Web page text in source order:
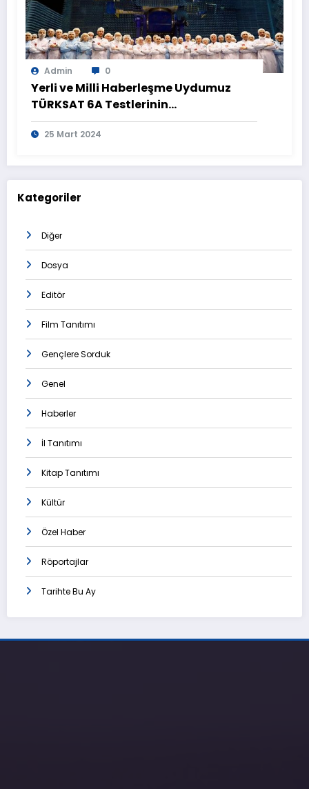
Admin 0
Yerli ve Milli Haberleşme Uydumuz
TÜRKSAT 6A Testlerinin
Tamamlanmasının Ardından
Görüntülendi
25 Mart 2024
Kategoriler
Diğer
Dosya
Editör
Film Tanıtımı
Gençlere Sorduk
Genel
Haberler
İl Tanıtımı
Kitap Tanıtımı
Kültür
Özel Haber
Röportajlar
Tarihte Bu Ay